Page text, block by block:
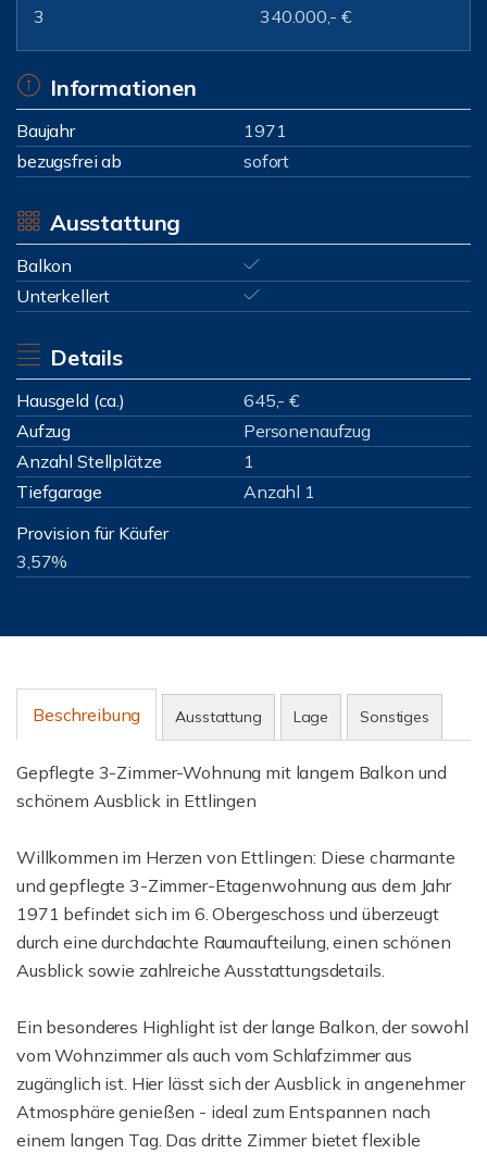
3
340.000,- €
Informationen
Baujahr
1971
bezugsfrei ab
sofort
Ausstattung
Balkon
Unterkellert
Details
Hausgeld (ca.)
645,- €
Aufzug
Personenaufzug
Anzahl Stellplätze
1
Tiefgarage
Anzahl 1
Provision für Käufer
3,57%
Beschreibung Ausstattung Lage Sonstiges
Gepflegte 3-Zimmer-Wohnung mit langem Balkon und
schönem Ausblick in Ettlingen
Willkommen im Herzen von Ettlingen: Diese charmante
und gepflegte 3-Zimmer-Etagenwohnung aus dem Jahr
1971 befindet sich im 6. Obergeschoss und überzeugt
durch eine durchdachte Raumaufteilung, einen schönen
Ausblick sowie zahlreiche Ausstattungsdetails.
Ein besonderes Highlight ist der lange Balkon, der sowohl
vom Wohnzimmer als auch vom Schlafzimmer aus
zugänglich ist. Hier lässt sich der Ausblick in angenehmer
Atmosphäre genießen - ideal zum Entspannen nach
einem langen Tag. Das dritte Zimmer bietet flexible